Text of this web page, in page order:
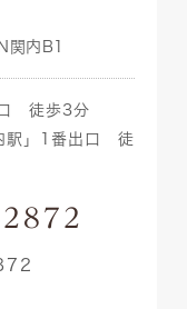
関内B1
口 徒歩3分
駅」1番出口 徒